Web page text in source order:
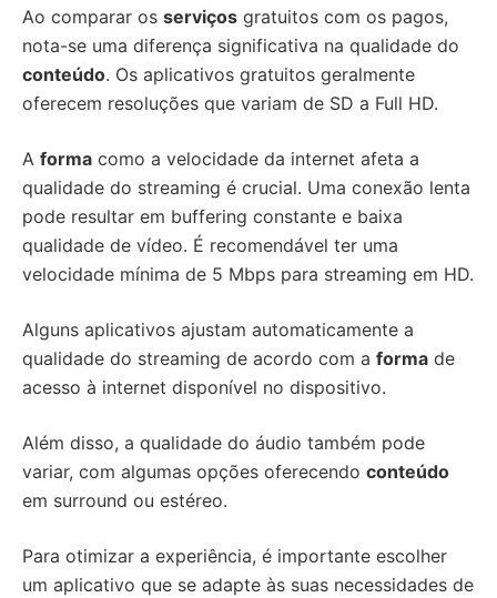
Ao comparar os serviços gratuitos com os pagos,
nota-se uma diferença significativa na qualidade do
conteúdo. Os aplicativos gratuitos geralmente
oferecem resoluções que variam de SD a Full HD.
A forma como a velocidade da internet afeta a
qualidade do streaming é crucial. Uma conexão lenta
pode resultar em buffering constante e baixa
qualidade de vídeo. É recomendável ter uma
velocidade mínima de 5 Mbps para streaming em HD.
Alguns aplicativos ajustam automaticamente a
qualidade do streaming de acordo com a forma de
acesso à internet disponível no dispositivo.
Além disso, a qualidade do áudio também pode
variar, com algumas opções oferecendo conteúdo
em surround ou estéreo.
Para otimizar a experiência, é importante escolher
um aplicativo que se adapte às suas necessidades de